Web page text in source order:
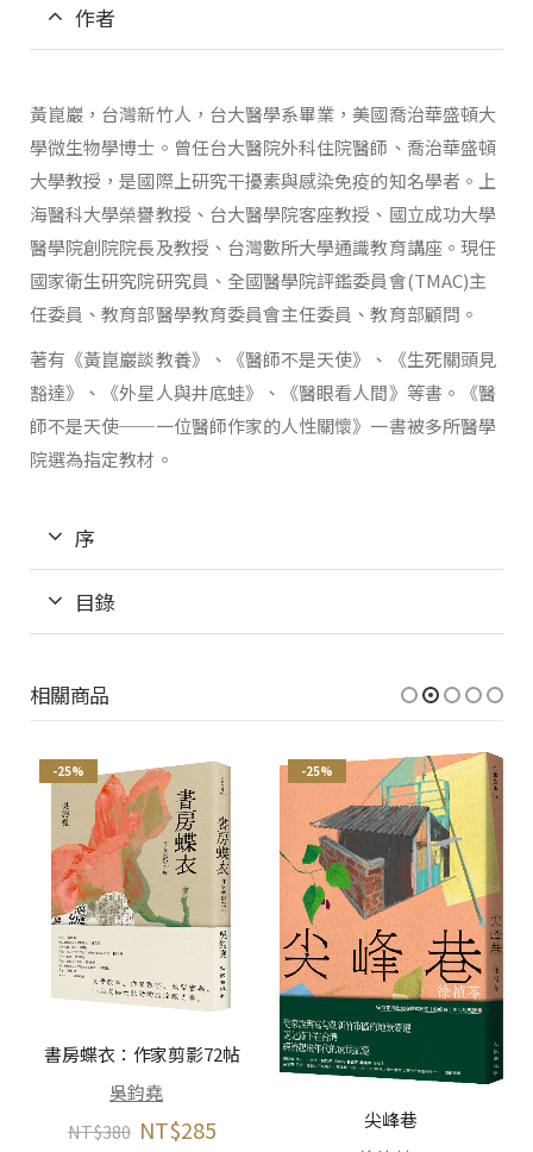
作者
黃崑巖，台灣新竹人，台大醫學系畢業，美國喬治華盛頓大
學微生物學博士。曾任台大醫院外科住院醫師、喬治華盛頓
大學教授，是國際上研究干擾素與感染免疫的知名學者。上
海醫科大學榮譽教授、台大醫學院客座教授、國立成功大學
醫學院創院院長及教授、台灣數所大學通識教育講座。現任
國家衛生研究院研究員、全國醫學院評鑑委員會(TMAC)主
任委員、教育部醫學教育委員會主任委員、教育部顧問。
著有《黃崑巖談教養》、《醫師不是天使》、《生死關頭見
豁達》、《外星人與井底蛙》、《醫眼看人間》等書。《醫
師不是天使──一位醫師作家的人性關懷》一書被多所醫學
院選為指定教材。
序
目錄
相關商品
-25%
書房蝶衣：作家剪影72帖
吳鈞堯
NT$380 NT$285
-25%
尖峰巷